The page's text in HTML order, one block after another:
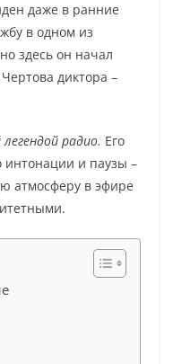
даже в ранние
в одном из
здесь он начал
диктора –
радио. Его
интонации и паузы –
атмосферу в эфире